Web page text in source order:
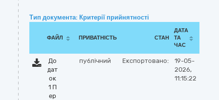
Тип документа: Критерії прийнятності
ФАЙЛ ПРИВАТНІСТЬ СТАН
ДАТА
ТА
ЧАС
До
дат
ок
1 П
ер
публічний Експортовано:
19-05-
2026,
11:15:22